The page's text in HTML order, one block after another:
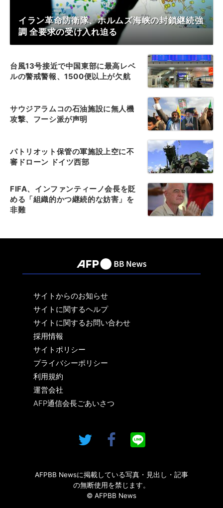
イラン革命防衛隊、ホルムズ海峡の封鎖継続強
調 全要求の受け入れ迫る
台風13号接近で中国東部に最高レベ
ルの警戒警報、1500便以上が欠航
サウジアラムコの石油施設に無人機
攻撃、フーシ派が声明
パトリオット保管の軍施設上空に不
審ドローン ドイツ西部
FIFA、インファンティーノ会長を貶
める「組織的かつ継続的な妨害」を
非難
サイトからのお知らせ
サイトに関するヘルプ
サイトに関するお問い合わせ
採用情報
サイトポリシー
プライバシーポリシー
利用規約
運営会社
AFP通信会長ごあいさつ
AFPBB Newsに掲載している写真・見出し・記事
の無断使用を禁じます。
© AFPBB News